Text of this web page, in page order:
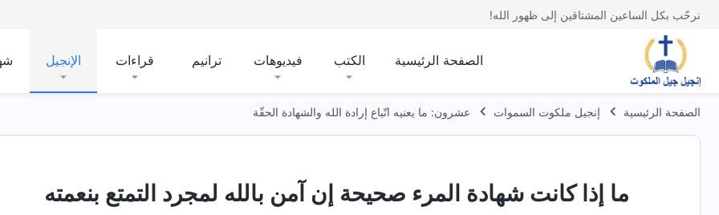
نرحّب بكل الساعين المشتاقين إلى ظهور الله!
الصفحة الرئيسية الكتب فيديوهات ترانيم قراءات الإنجيل
الصفحة الرئيسية إنجيل ملكوت السموات عشرون: ما يعنيه اتّباع إرادة الله والشهادة الحقّة
ما إذا كانت شهادة المرء صحيحة إن آمن بالله لمجرد التمتع بنعمته